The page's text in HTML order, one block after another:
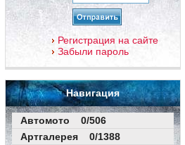
Регистрация на сайте
Забыли пароль
Навигация
Автомото 0/506
Артгалерея 0/1388